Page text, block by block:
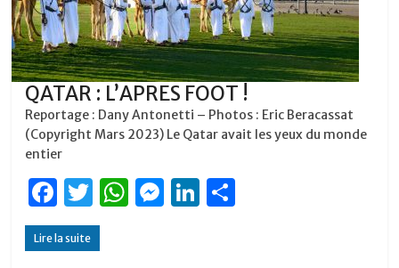
QATAR : L’APRES FOOT !
Reportage : Dany Antonetti – Photos : Eric Beracassat
(Copyright Mars 2023) Le Qatar avait les yeux du monde
entier
F
a
c
T
w
it
W M Li
Lire la suite